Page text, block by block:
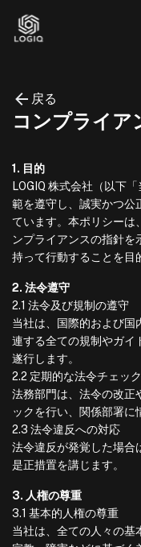
戻る
コンプライア
1. 目的
LOGIQ 株式会社（以下
範を遵守し、誠実かつ公
ています。本ポリシーは
ンプライアンスの指針を
持って行動することを目
2. 法令遵守
2.1 法令及び規制の遵守
当社は、国際的および国
連する全ての規制やガイ
遂行します。
2.2 定期的な法令チェック
法務部門は、法令の改正
ックを行い、関係部署に
2.3 法令違反への対応
法令違反が発覚した場合
是正措置を講じます。
3. 人権の尊重
3.1 基本的人権の尊重
当社は、全ての人々の基